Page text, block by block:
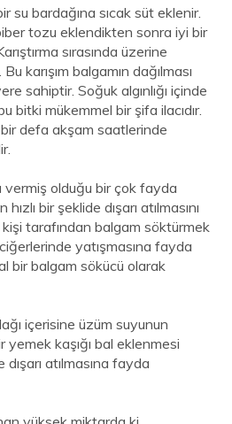
su bardağına sıcak süt eklenir.
tozu eklendikten sonra iyi bir
sırasında üzerine
karışım balgamın dağılması
sahiptir. Soğuk algınlığı içinde
bitki mükemmel bir şifa ilacıdır.
defa akşam saatlerinde
vermiş olduğu bir çok fayda
bir şeklide dışarı atılmasını
tarafından balgam söktürmek
yatışmasına fayda
bir balgam sökücü olarak
içerisine üzüm suyunun
yemek kaşığı bal eklenmesi
dışarı atılmasına fayda